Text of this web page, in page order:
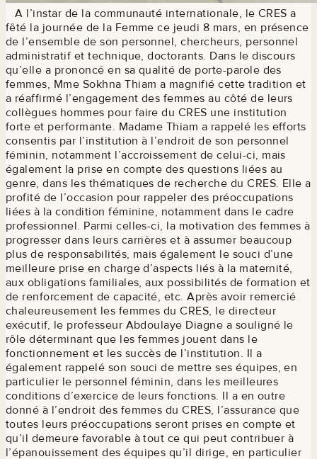
A l’instar de la communauté internationale, le CRES a
fêté la journée de la Femme ce jeudi 8 mars, en présence
de l’ensemble de son personnel, chercheurs, personnel
administratif et technique, doctorants. Dans le discours
qu’elle a prononcé en sa qualité de porte-parole des
femmes, Mme Sokhna Thiam a magnifié cette tradition et
a réaffirmé l’engagement des femmes au côté de leurs
collègues hommes pour faire du CRES une institution
forte et performante. Madame Thiam a rappelé les efforts
consentis par l’institution à l’endroit de son personnel
féminin, notamment l’accroissement de celui-ci, mais
également la prise en compte des questions liées au
genre, dans les thématiques de recherche du CRES. Elle a
profité de l’occasion pour rappeler des préoccupations
liées à la condition féminine, notamment dans le cadre
professionnel. Parmi celles-ci, la motivation des femmes à
progresser dans leurs carrières et à assumer beaucoup
plus de responsabilités, mais également le souci d’une
meilleure prise en charge d’aspects liés à la maternité,
aux obligations familiales, aux possibilités de formation et
de renforcement de capacité, etc. Après avoir remercié
chaleureusement les femmes du CRES, le directeur
exécutif, le professeur Abdoulaye Diagne a souligné le
rôle déterminant que les femmes jouent dans le
fonctionnement et les succès de l’institution. Il a
également rappelé son souci de mettre ses équipes, en
particulier le personnel féminin, dans les meilleures
conditions d’exercice de leurs fonctions. Il a en outre
donné à l’endroit des femmes du CRES, l’assurance que
toutes leurs préoccupations seront prises en compte et
qu’il demeure favorable à tout ce qui peut contribuer à
l’épanouissement des équipes qu’il dirige, en particulier